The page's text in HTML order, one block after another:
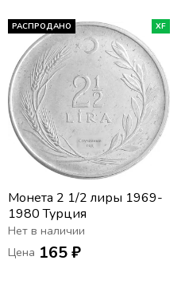
РАСПРОДАНО XF
Монета 2 1/2 лиры 1969-
1980 Турция
Нет в наличии
Цена 165 ₽